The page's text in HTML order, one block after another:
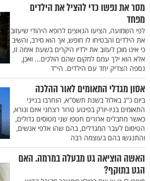
מסר את נפשו כדי להציל את הילדים
מפחד
לפי השמועה, הציעו הנאצים לרופא היהודי שיעזוב
את הילדים והבטיחו לו חופש, אך הוא סירב, והשיב
כי אינו מוכן לעזוב את ילדיו היקרים בשעת אימה זו,
אלא הוא ילך עמם למקום שהם הולכים... ואכן,
נספה הצדיק יחד עם הילדים. הי"ד
אסון מגדלי התאומים לאור ההלכה
ביום כ"ג באלול בשנת תשס"א, הוחרבו בנייני
התאומים בניו-יורק בפיגוע טרור רצחני איום ונורא,
כאשר מחבלים ארורים חטפו שני מטוסים גדולים,
הטיסום לעבר המגדלים, בהם שהו אלפי אנשים,
והתנגשו בהם בעוצמה רבה
האשה הוציאה גט מבעלה במרמה. האם
הגט בתוקף?